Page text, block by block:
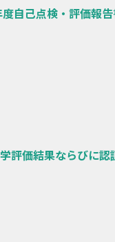
自己点検・評価報告
評価結果ならびに認